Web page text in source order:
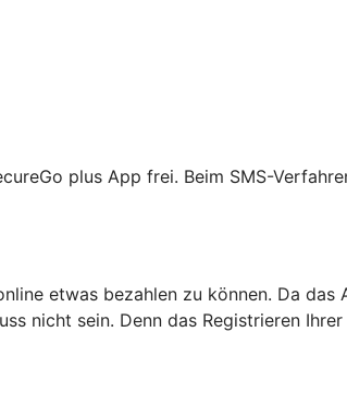
plus App frei. Beim SMS-
etwas bezahlen zu können. Da
nicht sein. Denn das Registrieren